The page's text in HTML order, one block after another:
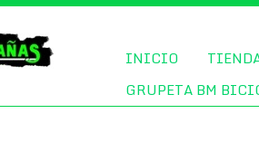
INICIO
GRUPETA BM